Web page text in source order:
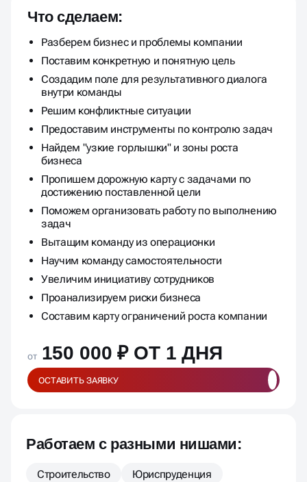
КОМПАНИИ ЗА СЧЕТ
ПРОСТЫХ И ПОНЯТНЫХ
ИНСТРУМЕНТОВ
Что сделаем:
Разберем бизнес и проблемы компании
Поставим конкретную и понятную цель
Создадим поле для результативного диалога
внутри команды
Решим конфликтные ситуации
Предоставим инструменты по контролю задач
Найдем "узкие горлышки" и зоны роста
бизнеса
Пропишем дорожную карту с задачами по
достижению поставленной цели
Поможем организовать работу по выполнению
задач
Вытащим команду из операционки
Научим команду самостоятельности
Увеличим инициативу сотрудников
Проанализируем риски бизнеса
Составим карту ограничений роста компании
от 150 000 ₽ ОТ 1 ДНЯ
ОСТАВИТЬ ЗАЯВКУ
Работаем с разными нишами:
Строительство
Юриспруденция